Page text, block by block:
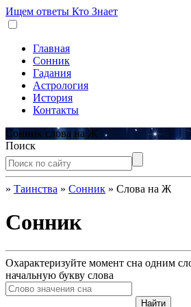
Ищем ответы Кто Знает
Главная
Сонник
Гадания
Астрология
История
Контакты
Сонник слова на Ж
Поиск
» Таинства » Сонник » Слова на Ж
Сонник
Охарактеризуйте момент сна одним
начальную букву слова